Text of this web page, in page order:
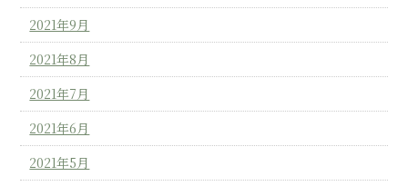
2021年9月
2021年8月
2021年7月
2021年6月
2021年5月